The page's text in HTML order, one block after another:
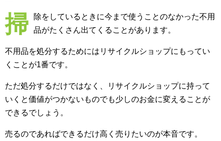
掃
除をしているときに今まで使うことのなかった不用
品がたくさん出てくることがあります。
不用品を処分するためにはリサイクルショップにもってい
くことが1番です。
ただ処分するだけではなく、リサイクルショップに持って
いくと価値がつかないものでも少しのお金に変えることが
できるでしょう。
売るのであればできるだけ高く売りたいのが本音です。